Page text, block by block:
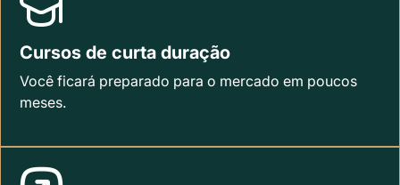
Cursos de curta duração
Você ficará preparado para o mercado em poucos
meses.